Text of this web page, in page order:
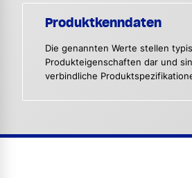
Produktkenndaten
Die genannten Werte stellen
Produkteigenschaften dar und
verbindliche